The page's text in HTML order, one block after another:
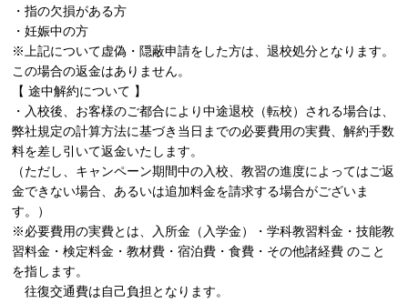
・指の欠損がある方
・妊娠中の方
※上記について虚偽・隠蔽申請をした方は、退校処分となります。
この場合の返金はありません。
【 途中解約について 】
・入校後、お客様のご都合により中途退校（転校）される場合は、
弊社規定の計算方法に基づき当日までの必要費用の実費、解約手数
料を差し引いて返金いたします。
（ただし、キャンペーン期間中の入校、教習の進度によってはご返
金できない場合、あるいは追加料金を請求する場合がございま
す。）
※必要費用の実費とは、入所金（入学金）・学科教習料金・技能教
習料金・検定料金・教材費・宿泊費・食費・その他諸経費 のこと
を指します。
往復交通費は自己負担となります。